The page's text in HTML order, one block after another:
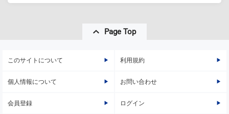
Page Top
このサイトについて 利用規約
個人情報について お問い合わせ
会員登録 ログイン